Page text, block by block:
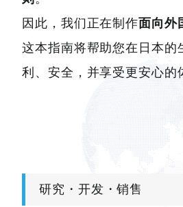
因此，我们正在制作面向外
这本指南将帮助您在日本的
利、安全，并享受更安心的
研究・开发・销售